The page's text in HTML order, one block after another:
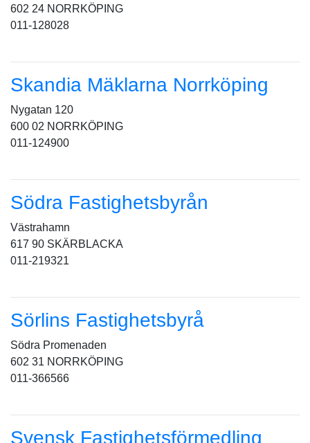
602 24 NORRKÖPING
011-128028
Skandia Mäklarna Norrköping
Nygatan 120
600 02 NORRKÖPING
011-124900
Södra Fastighetsbyrån
Västrahamn
617 90 SKÄRBLACKA
011-219321
Sörlins Fastighetsbyrå
Södra Promenaden
602 31 NORRKÖPING
011-366566
Svensk Fastighetsförmedling